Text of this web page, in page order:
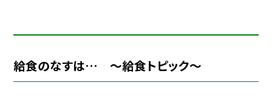
給食のなすは… 〜給食トピック〜